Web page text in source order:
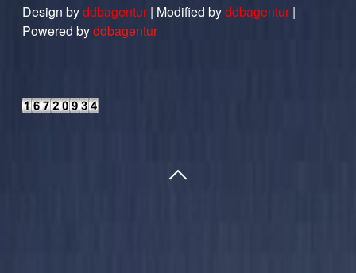
Design byddbagentur| Modified byddbagentur|
Powered byddbagentur